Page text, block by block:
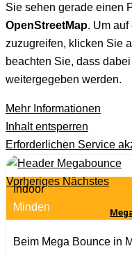
Sie sehen gerade einen
OpenStreetMap. Um
zuzugreifen, klicken Sie
beachten Sie, dass
weitergegeben werden.
Mehr Informationen
Inhalt entsperren
Erforderlichen Service
Vorheriges Nächstes
Indoor
Minden
Beim Mega Bounce in